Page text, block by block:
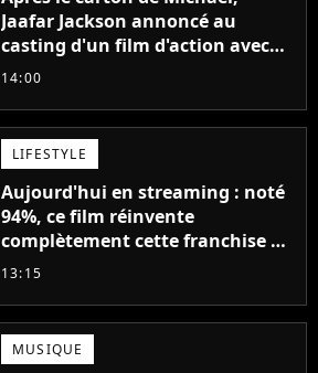
Jaafar Jackson annoncé au
casting d'un film d'action avec
Will Smith
14:00
LIFESTYLE
Aujourd'hui en streaming : noté
94%, ce film réinvente
complètement cette franchise de
science-fiction vieille de 40 ans
13:15
MUSIQUE